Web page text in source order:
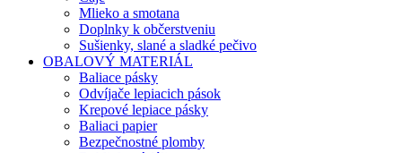
Mlieko a smotana
Doplnky k občerstveniu
Sušienky, slané a sladké pečivo
OBALOVÝ MATERIÁL
Baliace pásky
Odvíjače lepiacich pások
Krepové lepiace pásky
Baliaci papier
Bezpečnostné plomby